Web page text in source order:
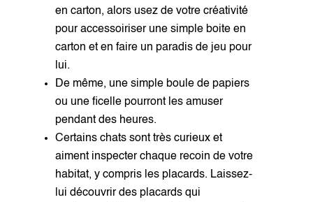
en carton, alors usez de votre créativité
pour accessoiriser une simple boite en
carton et en faire un paradis de jeu pour
lui.
De même, une simple boule de papiers
ou une ficelle pourront les amuser
pendant des heures.
Certains chats sont très curieux et
aiment inspecter chaque recoin de votre
habitat, y compris les placards. Laissez-
lui découvrir des placards qui